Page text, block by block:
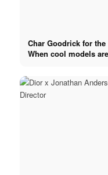
Char Goodrick for
When cool models